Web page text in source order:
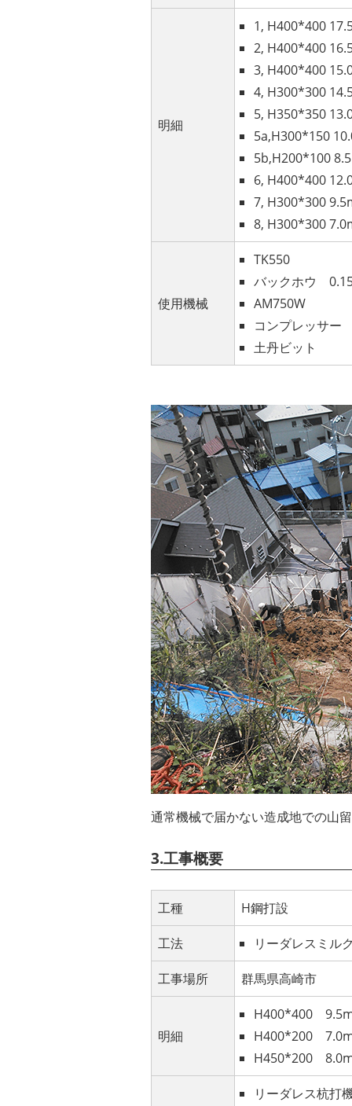
明細
1, H400*400
2, H400*400
3, H400*400
4, H300*300
5, H350*350
5a,H300*150
5b,H200*100
6, H400*400
7, H300*300
8, H300*300
使用機械
TK550
バックホウ
AM750W
コンプレッサー
土丹ビット
通常機械で届かない造成地での山
3.工事概要
工種 H鋼打設
工法 リーダレスミル
工事場所 群馬県高崎市
明細
H400*400
H400*200
H450*200
リーダレス杭